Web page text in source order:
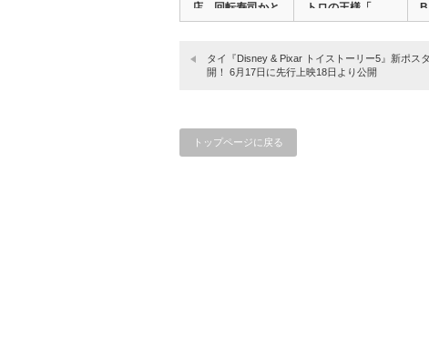
店。回転寿司かと
思い…
トロの王様「…
タイ『Disney & Pixar トイストーリー5』新ポス
開！ 6月17日に先行上映18日より公開
トップページに戻る